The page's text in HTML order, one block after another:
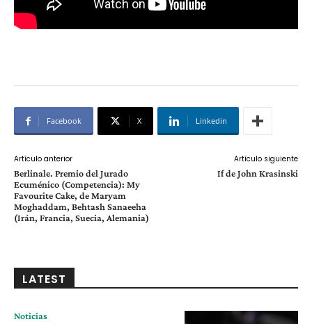
Facebook X Linkedin
Artículo anterior
Berlinale. Premio del Jurado
Ecuménico (Competencia): My
Favourite Cake, de Maryam
Moghaddam, Behtash Sanaeeha
(Irán, Francia, Suecia, Alemania)
Artículo siguiente
If de John Krasinski
LATEST
Noticias